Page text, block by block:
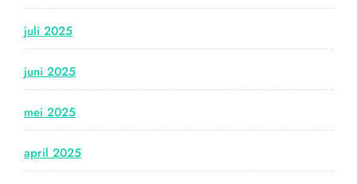
juli 2025
juni 2025
mei 2025
april 2025